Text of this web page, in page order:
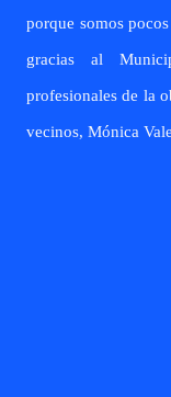
porque somos
gracias al
profesionales de la
vecinos, Mónica